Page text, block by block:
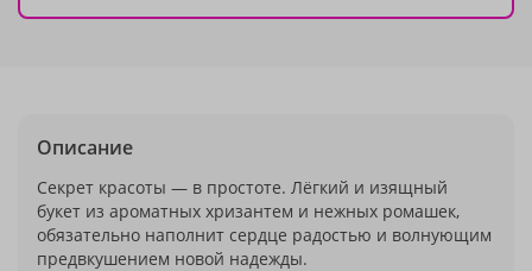
Описание
Секрет красоты — в простоте. Лёгкий и изящный
букет из ароматных хризантем и нежных ромашек,
обязательно наполнит сердце радостью и волнующим
предвкушением новой надежды.